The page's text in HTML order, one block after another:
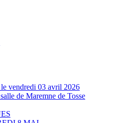
vendredi 03 avril 2026
de Maremne de Tosse